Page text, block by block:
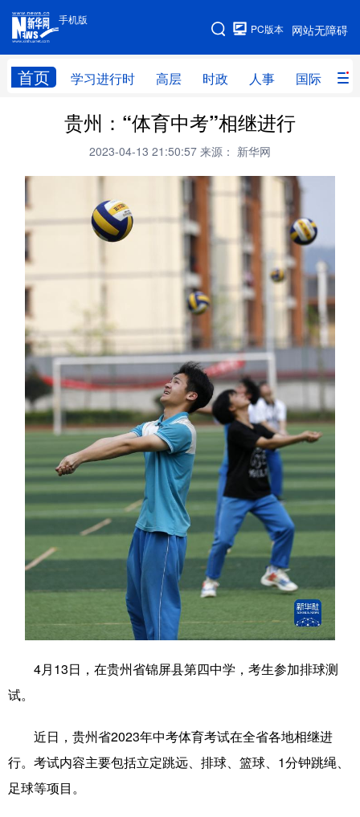
手机版
网站无障碍
PC版本
首页 学习进行时 高层 时政 人事 国际 财
手机版
网站地图
学习进行时 高层 时政
财经 网评
全球连线 教育
科技 科创 量子 体育
军事
图片
中央文件 金融 汽车
食品 人居 信息化
学术中国 乡村振兴 银龄 溯源中国
城市 旅游 能源 会展
彩票 娱乐 时尚 悦读
公益 一带一路 亚太网 上市公司
地方频道
北京 天津 河北 山西
广东 广西 海南 重庆
四川
贵州：“体育中考”相继进行
2023-04-13 21:50:57 来源： 新华网
4月13日，在贵州省锦屏县第四中学，考生参加排球测
试。
近日，贵州省2023年中考体育考试在全省各地相继进
行。考试内容主要包括立定跳远、排球、篮球、1分钟跳绳、
足球等项目。